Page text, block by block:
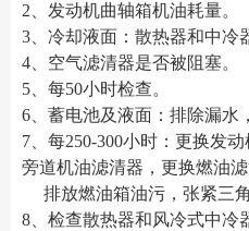
2、发动机曲轴箱机油耗量。
3、冷却液面：散热器和中冷
4、空气滤清器是否被阻塞。
5、每50小时检查。
6、蓄电池及液面：排除漏水
7、每250-300小时：更换发
旁道机油滤清器，更换燃油
排放燃油箱油污，张紧三角
8、检查散热器和风冷式中冷